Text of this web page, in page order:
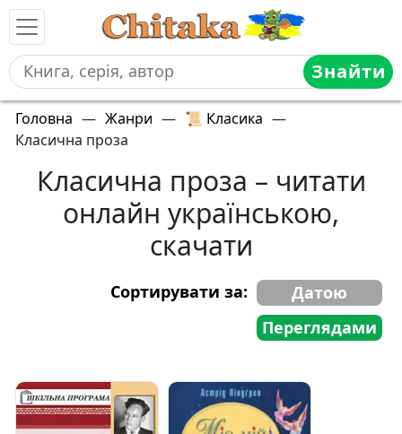
Знайти
Головна — Жанри — 📜 Класика —
Класична проза
Класична проза – читати
онлайн українською,
скачати
Сортирувати за:
Датою
Переглядами